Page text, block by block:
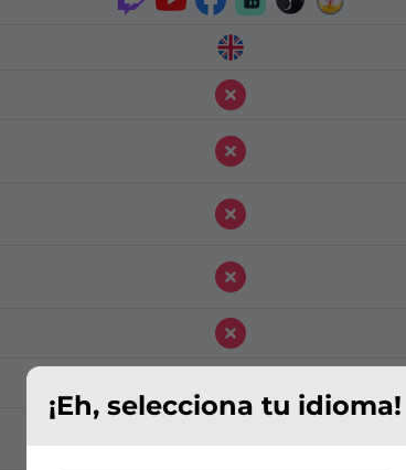
¡Eh, selecciona tu idioma!